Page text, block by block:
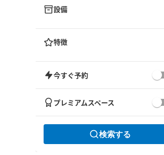
設備
特徴
今すぐ予約
プレミアムスペース
検索する